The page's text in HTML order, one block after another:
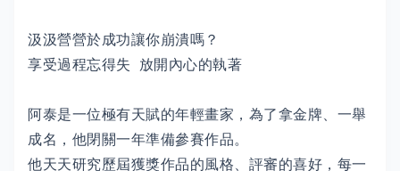
汲汲營營於成功讓你崩潰嗎？
享受過程忘得失 放開內心的執著
阿泰是一位極有天賦的年輕畫家，為了拿金牌、一舉
成名，他閉關一年準備參賽作品。
他天天研究歷屆獲獎作品的風格、評審的喜好，每一